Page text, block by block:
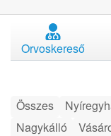
Orvoskereső
Összes
Nagykálló